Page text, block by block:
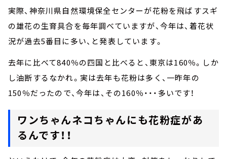
実際、神奈川県自然環境保全センターが花粉を飛ばすスギ
の雄花の生育具合を毎年調べていますが、今年は、着花状
況が過去5番目に多い、と発表しています。
去年に比べて840％の四国と比べると、東京は160％。しか
し油断するなかれ。実は去年も花粉は多く、一昨年の
150％だったので、今年は、その160％・・・多いです！
ワンちゃんネコちゃんにも花粉症があ
るんです！！